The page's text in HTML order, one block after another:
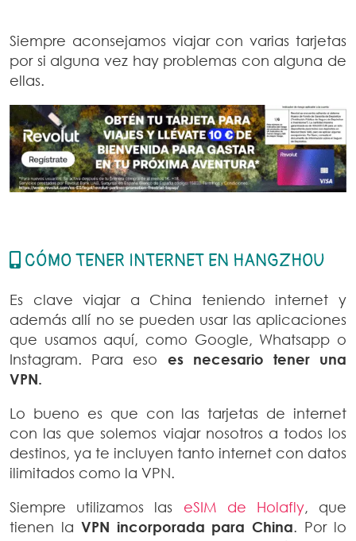
Siempre aconsejamos viajar con varias tarjetas
por si alguna vez hay problemas con alguna de
ellas.
CÓMO TENER INTERNET EN HANGZHOU
Es clave viajar a China teniendo internet y
además allí no se pueden usar las aplicaciones
que usamos aquí, como Google, Whatsapp o
Instagram. Para eso es necesario tener una
VPN.
Lo bueno es que con las tarjetas de internet
con las que solemos viajar nosotros a todos los
destinos, ya te incluyen tanto internet con datos
ilimitados como la VPN.
Siempre utilizamos las eSIM de Holafly, que
tienen la VPN incorporada para China. Por lo